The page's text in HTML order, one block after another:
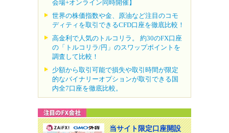
会場+オンライン同時開催】
世界の株価指数や金、原油など注目のコモ
ディティを取引できるCFD口座を徹底比較！
高金利で人気のトルコリラ。 約30のFX口座
の「トルコリラ/円」のスワップポイントを
調査して比較！
少額から取引可能で損失や取引時間が限定
的なバイナリーオプションが取引できる国
内全7口座を徹底比較。
当サイト限定口座開設